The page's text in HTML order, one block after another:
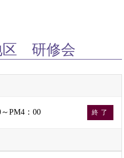
区 研修会
PM4：00 終了